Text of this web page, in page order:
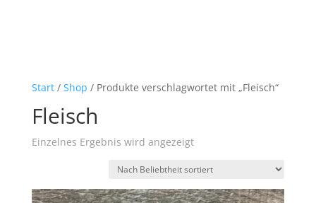
Start/ Shop / Produkte verschlagwortet mit „Fleisch“
Fleisch
Einzelnes Ergebnis wird angezeigt